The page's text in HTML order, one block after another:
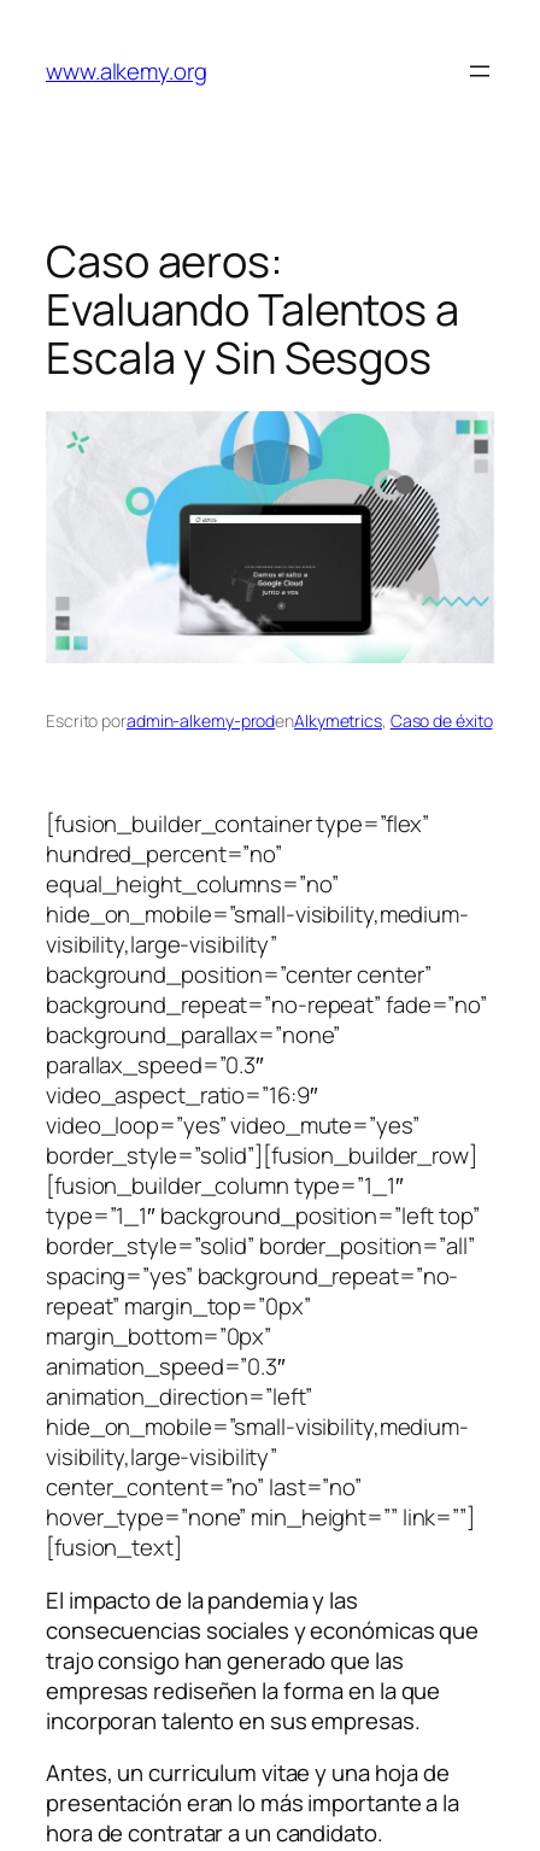
contenido
www.alkemy.org
Caso aeros:
Evaluando Talentos a
Escala y Sin Sesgos
Escrito poradmin-alkemy-prodenAlkymetrics, Caso de éxito
[fusion_builder_container type=”flex”
hundred_percent=”no”
equal_height_columns=”no”
hide_on_mobile=”small-visibility,medium-
visibility,large-visibility”
background_position=”center center”
background_repeat=”no-repeat” fade=”no”
background_parallax=”none”
parallax_speed=”0.3″
video_aspect_ratio=”16:9″
video_loop=”yes” video_mute=”yes”
border_style=”solid”][fusion_builder_row]
[fusion_builder_column type=”1_1″
type=”1_1″ background_position=”left top”
border_style=”solid” border_position=”all”
spacing=”yes” background_repeat=”no-
repeat” margin_top=”0px”
margin_bottom=”0px”
animation_speed=”0.3″
animation_direction=”left”
hide_on_mobile=”small-visibility,medium-
visibility,large-visibility”
center_content=”no” last=”no”
hover_type=”none” min_height=”” link=””]
[fusion_text]
El impacto de la pandemia y las
consecuencias sociales y económicas que
trajo consigo han generado que las
empresas rediseñen la forma en la que
incorporan talento en sus empresas.
Antes, un curriculum vitae y una hoja de
presentación eran lo más importante a la
hora de contratar a un candidato.